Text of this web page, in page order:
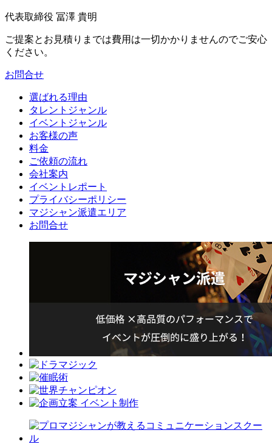
代表取締役 冨澤 貴明
ご提案とお見積りまでは費用は一切かかりませんのでご安心
ください。
お問合せ
選ばれる理由
タレントジャンル
イベントジャンル
お客様の声
料金
ご依頼の流れ
会社案内
イベントレポート
プライバシーポリシー
マジシャン派遣エリア
お問合せ